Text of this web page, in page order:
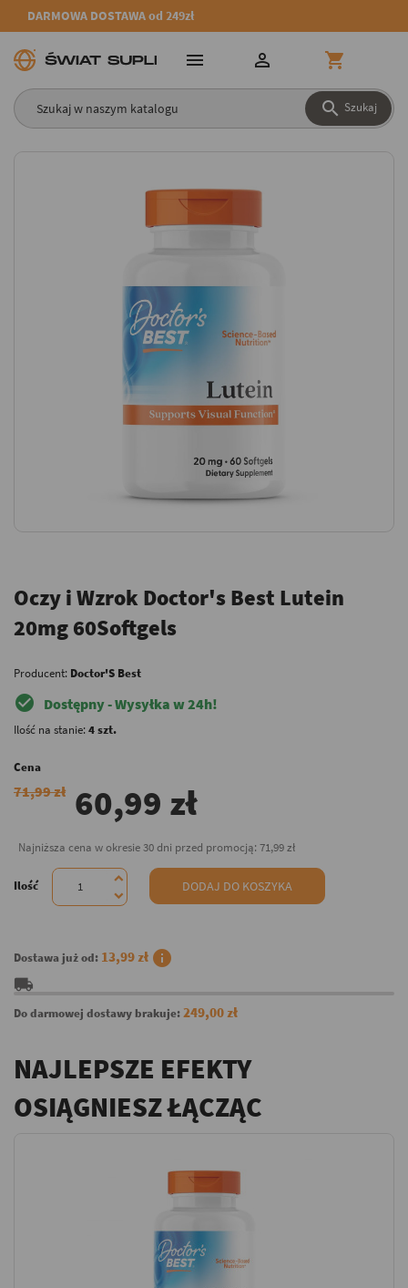
DARMOWA DOSTAWA od 249zł
 Szukaj
  
Oczy i Wzrok Doctor's Best Lutein
20mg 60Softgels
Producent: Doctor'S Best
check_circle Dostępny - Wysyłka w 24h!
Ilość na stanie:4 szt.
Cena
71,99 zł 60,99 zł
Najniższa cena w okresie 30 dni przed promocją: 71,99 zł
Ilość DODAJ DO KOSZYKA
Dostawa już od: 13,99 zł info
local_shipping
Do darmowej dostawy brakuje:249,00 zł
NAJLEPSZE EFEKTY
OSIĄGNIESZ ŁĄCZĄC